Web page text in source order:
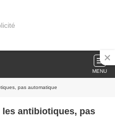
MENU
pas automatique
les antibiotiques, pas